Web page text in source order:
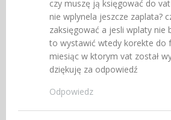
czy muszę ją księgować do
nie wplynela jeszcze zaplata?
zaksięgować a jesli wplaty nie
to wystawić wtedy korekte do
miesiąc w ktorym vat został
dziękuję za odpowiedź
Odpowiedz